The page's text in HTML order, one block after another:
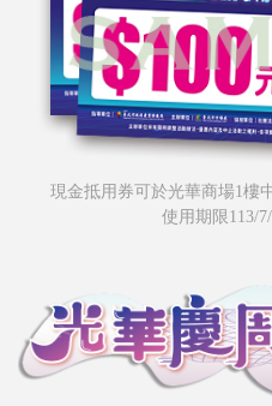
現金抵用券可於光華商場1樓
使用期限113/